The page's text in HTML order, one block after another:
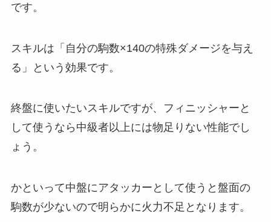
です。
スキルは「自分の駒数×140の特殊ダメージを与え
る」という効果です。
終盤に使いたいスキルですが、フィニッシャーと
して使うなら中級者以上には物足りない性能でし
ょう。
かといって中盤にアタッカーとして使うと盤面の
駒数が少ないので明らかに火力不足となります。